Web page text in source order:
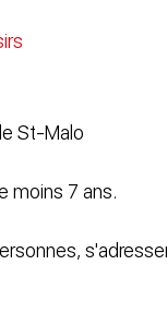
St-Malo
moins 7 ans.